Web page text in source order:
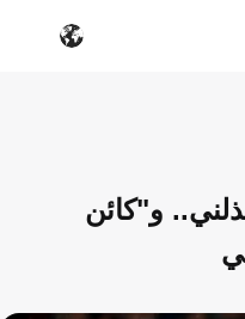
و"كائن